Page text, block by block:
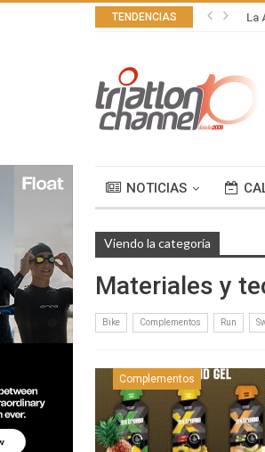
TENDENCIAS La
NOTICIAS
Viendo la categoría
Materiales y
Bike Complementos Run
Complementos